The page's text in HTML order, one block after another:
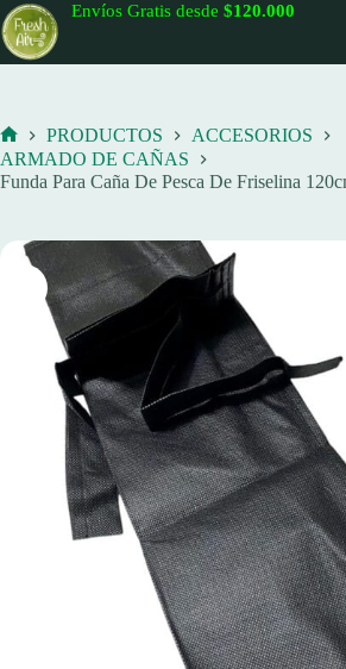
Saltar
al
contenido
Envíos Gratis desde $120.000
Inicio
PRODUCTOS
ACCESORIOS
ARMADO DE CAÑAS
Funda Para Caña De Pesca De Friselina